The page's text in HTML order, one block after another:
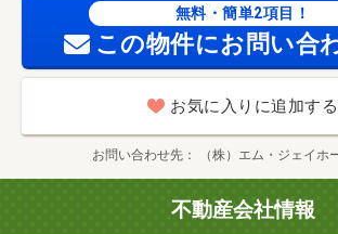
無料・簡単2項目！
この物件にお問い合
お気に入りに追加する
お問い合わせ先 （株）エム・ジェイホ
不動産会社情報